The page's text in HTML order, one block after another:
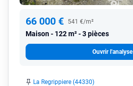
66 000 € 541 €/m²
Maison 122 m² - 3 pièces
Ouvrir l'analyse
La Regrippiere (44330)